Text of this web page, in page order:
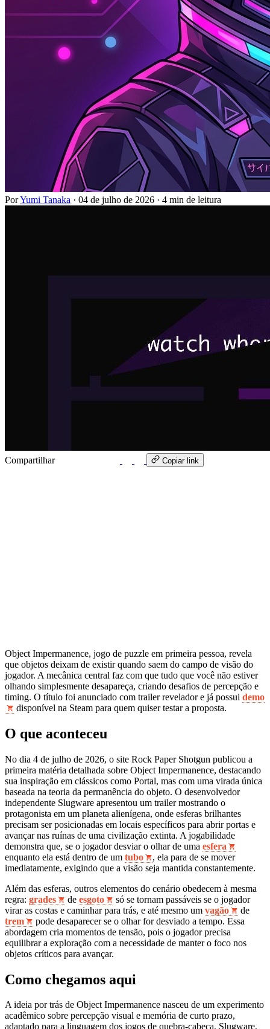
PorYumi Tanaka · 04 de julho de 2026 · 4 min de leitura
Compartilhar Copiar link
Object Impermanence, jogo de puzzle em primeira pessoa, revela
que objetos deixam de existir quando saem do campo de visão do
jogador. A mecânica central faz com que tudo que você não estiver
olhando simplesmente desapareça, criando desafios de percepção e
timing. O título foi anunciado com trailer revelador e já possui demo
disponível na Steam para quem quiser testar a proposta.
O que aconteceu
No dia 4 de julho de 2026, o site Rock Paper Shotgun publicou a
primeira matéria detalhada sobre Object Impermanence, destacando
sua inspiração em clássicos como Portal, mas com uma virada única
baseada na teoria da permanência do objeto. O desenvolvedor
independente Slugware apresentou um trailer mostrando o
protagonista em um planeta alienígena, onde esferas brilhantes
precisam ser posicionadas em locais específicos para abrir portas e
avançar nas ruínas de uma civilização extinta. A jogabilidade
demonstra que, se o jogador desviar o olhar de uma esfera
enquanto ela está dentro de um tubo
, ela para de se mover
imediatamente, exigindo que a visão seja mantida constantemente.
Além das esferas, outros elementos do cenário obedecem à mesma
regra: grades de esgoto
só se tornam passáveis se o jogador
virar as costas e caminhar para trás, e até mesmo um vagão
de
trem
pode desaparecer se o olhar for desviado a tempo. Essa
abordagem cria momentos de tensão, pois o jogador precisa
equilibrar a exploração com a necessidade de manter o foco nos
objetos críticos para avançar.
Como chegamos aqui
A ideia por trás de Object Impermanence nasceu de um experimento
acadêmico sobre percepção visual e memória de curto prazo,
adaptado para a linguagem dos jogos de quebra-cabeça. Slugware,